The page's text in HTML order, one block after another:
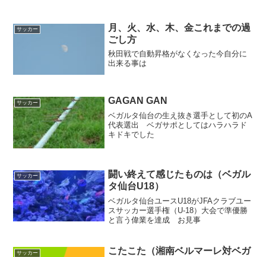
サッカー
月、火、水、木、金これまでの過
ごし方
秋田戦で自動昇格がなくなった今自分に
出来る事は
サッカー GAGAN GAN
ベガルタ仙台の生え抜き選手として初のA
代表選出 ベガサポとしてはハラハラド
キドキでした
サッカー
闘い終えて感じたものは（ベガル
タ仙台U18）
ベガルタ仙台ユースU18がJFAクラブユー
スサッカー選手権（U-18）大会で準優勝
と言う偉業を達成 お見事
サッカー
こたこた（湘南ベルマーレ対ベガ